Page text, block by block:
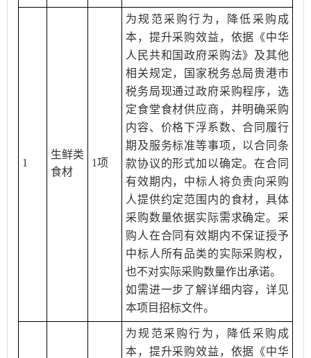
1
生鲜类
食材
1项
为规范采购行为，降低采购成
本，提升采购效益，依据《中华
人民共和国政府采购法》及其他
相关规定，国家税务总局贵港市
税务局现通过政府采购程序，选
定食堂食材供应商，并明确采购
内容、价格下浮系数、合同履行
期及服务标准等事项，以合同条
款协议的形式加以确定。在合同
有效期内，中标人将负责向采购
人提供约定范围内的食材，具体
采购数量依据实际需求确定。采
购人在合同有效期内不保证授予
中标人所有品类的实际采购权，
也不对实际采购数量作出承诺。
如需进一步了解详细内容，详见
本项目招标文件。
为规范采购行为，降低采购成
本，提升采购效益，依据《中华